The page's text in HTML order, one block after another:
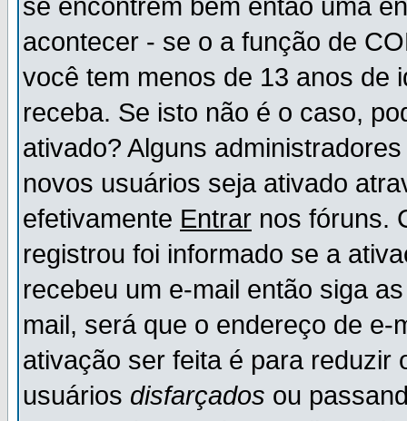
se encontrem bem então uma
acontecer - se o a função de
você tem menos de 13 anos de
receba. Se isto não é o caso,
ativado? Alguns
novos usuários seja ativado
efetivamente Entrar nos fóruns.
registrou foi informado se a
recebeu um e-mail então siga
mail, será que o endereço de
ativação ser feita é para reduzir
usuários disfarçados ou